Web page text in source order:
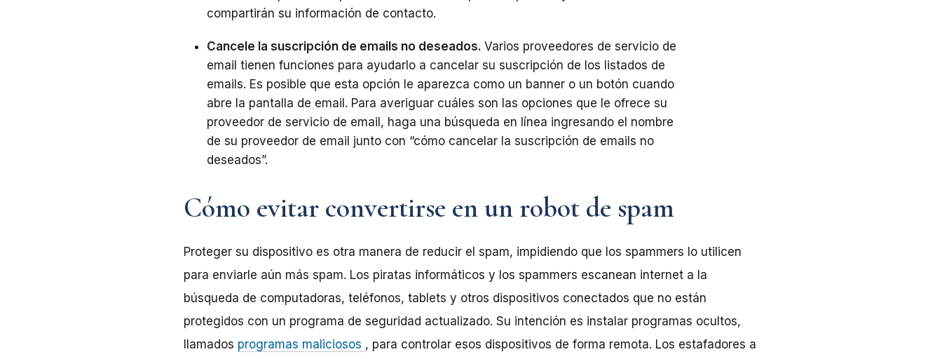
compartirán su información de contacto.
Cancele la suscripción de emails no deseados. Varios proveedores de servicio de
email tienen funciones para ayudarlo a cancelar su suscripción de los listados de
emails. Es posible que esta opción le aparezca como un banner o un botón cuando
abre la pantalla de email. Para averiguar cuáles son las opciones que le ofrece su
proveedor de servicio de email, haga una búsqueda en línea ingresando el nombre
de su proveedor de email junto con “cómo cancelar la suscripción de emails no
deseados”.
Cómo evitar convertirse en un robot de spam
Proteger su dispositivo es otra manera de reducir el spam, impidiendo que los spammers lo utilicen
para enviarle aún más spam. Los piratas informáticos y los spammers escanean internet a la
búsqueda de computadoras, teléfonos, tablets y otros dispositivos conectados que no están
protegidos con un programa de seguridad actualizado. Su intención es instalar programas ocultos,
llamados programas maliciosos , para controlar esos dispositivos de forma remota. Los estafadores a